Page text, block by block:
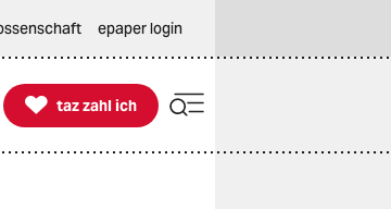
epaper login

taz zahl ich
taz zahl ich